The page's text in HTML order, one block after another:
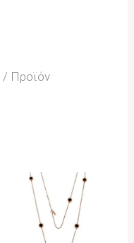
/ Προϊόν